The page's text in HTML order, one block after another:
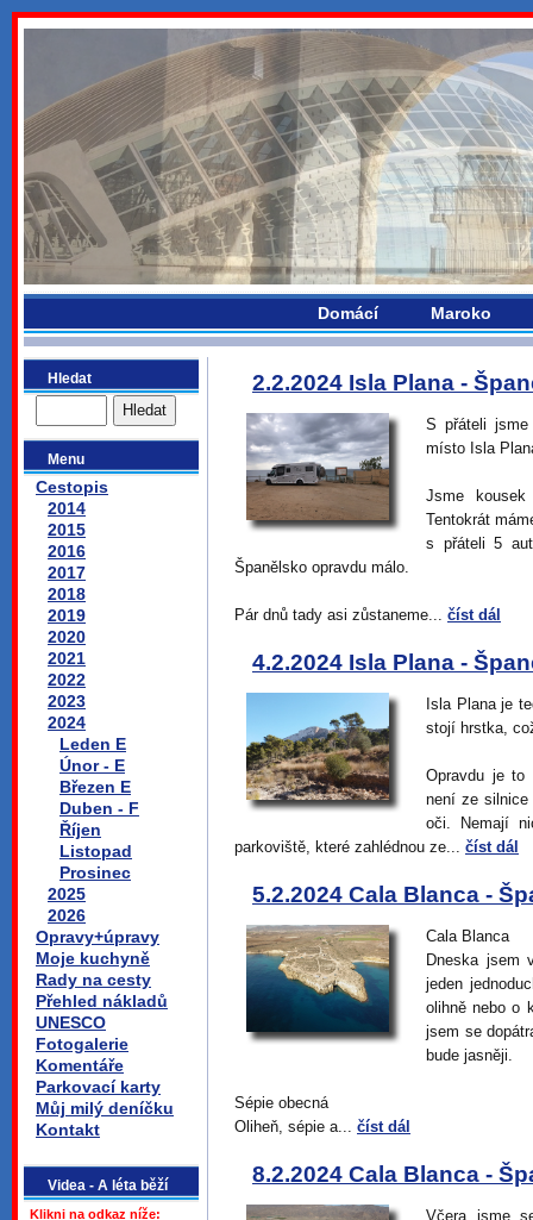
bydlikemevropou.com
Domácí Maroko
Hledat
Menu
Cestopis
2014
2015
2016
2017
2018
2019
2020
2021
2022
2023
2024
Leden E
Únor - E
Březen E
Duben - F
Říjen
Listopad
Prosinec
2025
2026
Opravy+úpravy
Moje kuchyně
Rady na cesty
Přehled nákladů
UNESCO
Fotogalerie
Komentáře
Parkovací karty
Můj milý deníčku
Kontakt
Videa - A léta běží
Klikni na odkaz níže:
2.2.2024 Isla Plana -
S přáteli
místo Isla
Jsme
Tentokrát
s přáteli 5
Španělsko opravdu málo.
Pár dnů tady asi zůstaneme... číst dál
4.2.2024 Isla Plana -
Isla Plana je
stojí hrstka,
Opravdu je
není ze
oči. Nemají
parkoviště, které zahlédnou ze... číst dál
5.2.2024 Cala Blanca -
Cala Blanca
Dneska jsem
jeden
olihně nebo o
jsem se
bude jasněji.
Sépie obecná
Oliheň, sépie a... číst dál
8.2.2024 Cala Blanca -
Včera jsme